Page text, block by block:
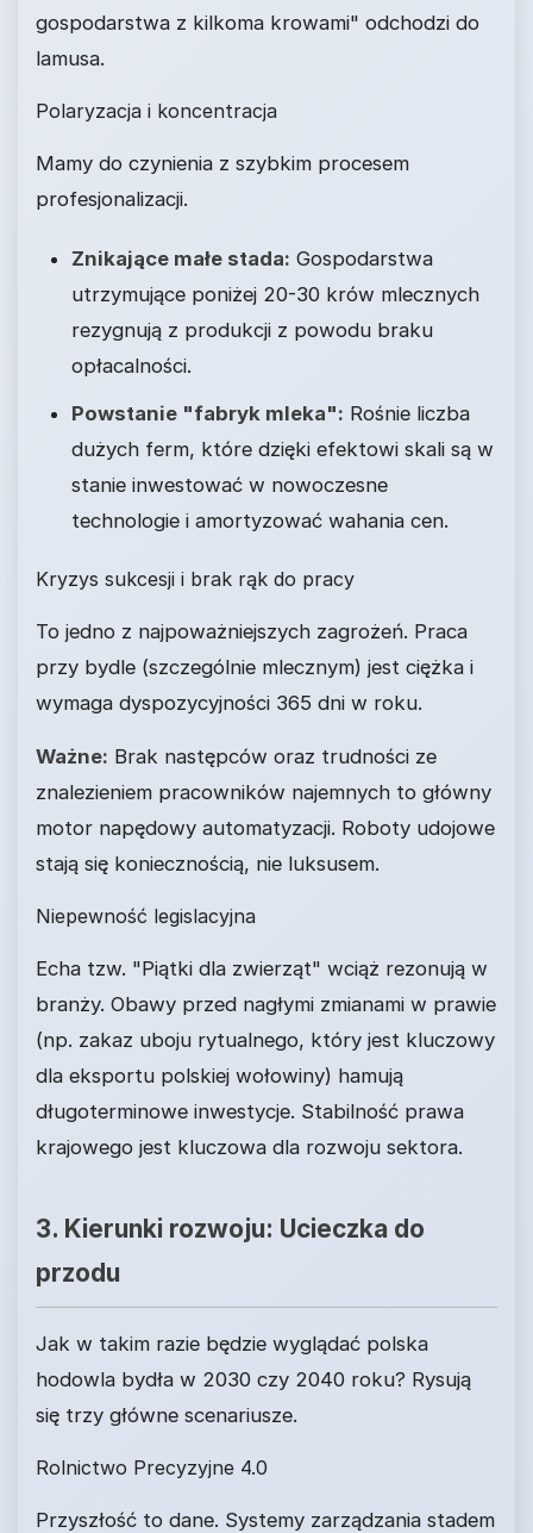
gospodarstwa z kilkoma krowami" odchodzi do
lamusa.
Polaryzacja i koncentracja
Mamy do czynienia z szybkim procesem
profesjonalizacji.
Znikające małe stada: Gospodarstwa
utrzymujące poniżej 20-30 krów mlecznych
rezygnują z produkcji z powodu braku
opłacalności.
Powstanie "fabryk mleka": Rośnie liczba
dużych ferm, które dzięki efektowi skali są w
stanie inwestować w nowoczesne
technologie i amortyzować wahania cen.
Kryzys sukcesji i brak rąk do pracy
To jedno z najpoważniejszych zagrożeń. Praca
przy bydle (szczególnie mlecznym) jest ciężka i
wymaga dyspozycyjności 365 dni w roku.
Ważne: Brak następców oraz trudności ze
znalezieniem pracowników najemnych to główny
motor napędowy automatyzacji. Roboty udojowe
stają się koniecznością, nie luksusem.
Niepewność legislacyjna
Echa tzw. "Piątki dla zwierząt" wciąż rezonują w
branży. Obawy przed nagłymi zmianami w prawie
(np. zakaz uboju rytualnego, który jest kluczowy
dla eksportu polskiej wołowiny) hamują
długoterminowe inwestycje. Stabilność prawa
krajowego jest kluczowa dla rozwoju sektora.
3. Kierunki rozwoju: Ucieczka do
przodu
Jak w takim razie będzie wyglądać polska
hodowla bydła w 2030 czy 2040 roku? Rysują
się trzy główne scenariusze.
Rolnictwo Precyzyjne 4.0
Przyszłość to dane. Systemy zarządzania stadem